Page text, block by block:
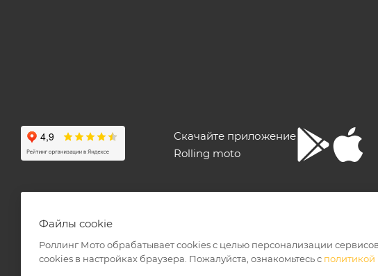
Скачайте приложение
Rolling moto
ПОЛЬЗОВАТЕЛЬСКОЕ СОГЛАШЕНИЕПУБЛИЧНАЯ ОФЕРТА
Файлы cookie
Роллинг Мото обрабатывает сookies с целью персонализации
сookies в настройках браузера. Пожалуйста, ознакомьтесь с